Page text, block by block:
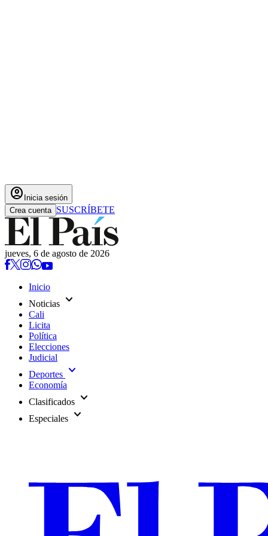
account_circle Inicia sesión
Crea cuenta SUSCRÍBETE
jueves, 6 de agosto de 2026
Inicio
Noticias expand_more
Cali
Licita
Política
Elecciones
Judicial
Deportes expand_more
Economía
Clasificados expand_more
Especiales expand_more